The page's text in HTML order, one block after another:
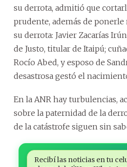
su derrota, admitió que
prudente, además de
su derrota: Javier Zacarías
de Justo, titular de Itaipú;
Rocío Abed, y esposo de
desastrosa gestó el
En la ANR hay turbulencias,
sobre la paternidad de la
de la catástrofe siguen sin
Recibí las noticias en tu